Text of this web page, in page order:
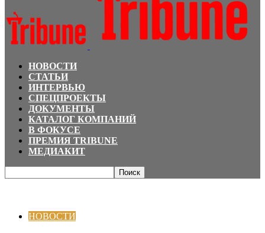
НОВОСТИ
СТАТЬИ
ИНТЕРВЬЮ
СПЕЦПРОЕКТЫ
ДОКУМЕНТЫ
КАТАЛОГ КОМПАНИЙ
В ФОКУСЕ
ПРЕМИЯ TRIBUNE
МЕДИАКИТ
НОВОСТИ